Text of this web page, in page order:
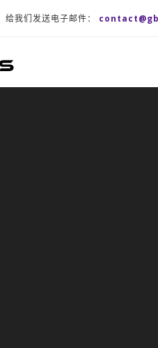
给我们发送电子邮件：